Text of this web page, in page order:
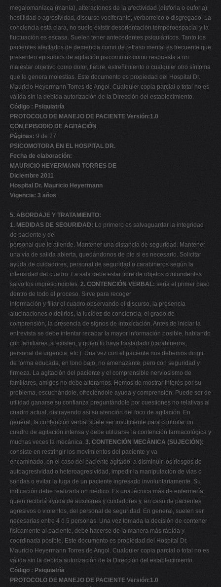
megalomaníaca (manía), alteraciones de la afectividad (disforia o euforia),
hostilidad o agresividad, discurso vociferante, verborreico o disgregado. La
conciencia está clara, no suele existir desorientación temporoespacial y la
fluctuación es escasa. Suelen tener antecedentes psiquiátricos. Tanto los
pacientes afectados de demencia como de retraso mental es frecuente que
presenten episodios de agitación psicomotriz como respuesta a un
malestar objetivo como dolor, fiebre, estreñimiento o cualquier otro síntoma
que le genera molestias. Este documento es propiedad del Hospital Dr.
Mauricio Heyermann Torres de Angol. Cualquier copia parcial o total no es
válida sin la debida autorización de la Dirección del establecimiento.
Código : Psiquiatría
PROTOCOLO DE MANEJO DE PACIENTE Versión:1.0
CON EPISODIO DE AGITACIÓN
Páginas: 9 de 27
PSICOMOTORA EN EL HOSPITAL DR.
Fecha de elaboración:
MAURICIO HEYERMANN TORRES DE
Diciembre 2011
Hospital Dr. Mauricio Heyermann
Vigencia: 3 años
5. ABORDAJE Y TRATAMIENTO:
1. MEDIDAS DE SEGURIDAD: Lo primero es salvaguardar la integridad
de paciente y del
personal que le atiende. Mantener una distancia de seguridad. Mantener
una vía de salida abierta, quedándonos de pie si es necesario. Solicitar
ayuda de cuidadores, personal de seguridad o carabineros según la
intensidad del cuadro. La sala debe estar libre de objetos contundentes
salvo los imprescindibles. 2. CONTENCIÓN VERBAL: sería el primer paso
dentro de todo el proceso. Sirve para recoger
información y filiar el cuadro observando el discurso, la presencia
alucinaciones o delirios, la lucidez de conciencia, el grado de
comprensión, la presencia de signos de intoxicación. Antes de iniciar la
entrevista se debe intentar recabar la mayor información posible, hablando
con familiares, si existen, y quien lo haya trasladado (carabineros,
personal de urgencia, etc.). Una vez con el paciente nos debemos dirigir
de forma educada, en tono bajo, no amenazante, pero con seguridad y
firmeza. La agitación del paciente y el comprensible nerviosismo de
familiares, amigos no debe alterarnos. Hemos de mostrar interés por su
problema, escuchándole, ofreciéndole ayuda y comprensión. Puede ser de
utilidad ganarse su confianza preguntándole por cuestiones no relativas al
cuadro actual, distrayendo así su atención del foco de agitación. En
general, la contención verbal suele ser insuficiente para controlar un
cuadro de agitación intensa y debe utilizarse la contención farmacológica y
muchas veces la mecánica. 3. CONTENCIÓN MECÁNICA (SUJECIÓN):
consiste en restringir los movimientos del paciente y va
encaminado, en el caso del paciente agitado, a disminuir los riesgos de
autoagresividad o heteroagresividad, impedir la manipulación de vías o
sondas o evitar la fuga de un paciente ingresado involuntariamente. Su
indicación debe realizarla un médico. Es una técnica más de enfermería,
quien recibirá ayuda de auxiliares y cuidadores y, en caso de pacientes
agresivos o violentos, del personal de seguridad. En general, suelen ser
necesarias entre 4 ó 5 personas. Una vez tomada la decisión de contener
físicamente al paciente, debe hacerse de la manera más rápida y
coordinada posible. Este documento es propiedad del Hospital Dr.
Mauricio Heyermann Torres de Angol. Cualquier copia parcial o total no es
válida sin la debida autorización de la Dirección del establecimiento.
Código : Psiquiatría
PROTOCOLO DE MANEJO DE PACIENTE Versión:1.0